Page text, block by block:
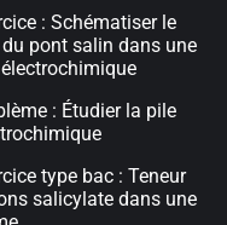
: Schématiser le
du pont salin dans une
: Étudier la pile
type bac : Teneur
salicylate dans une